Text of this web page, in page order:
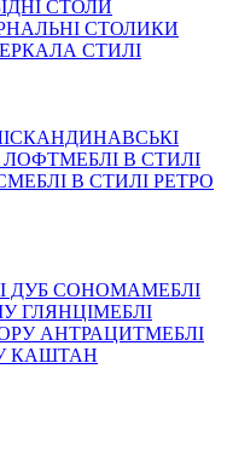
СТОЛИ
СТОЛИКИ
СТИЛІ
СКАНДИНАВСЬКІ
ЛОФТМЕБЛІ В СТИЛІ
МЕБЛІ В СТИЛІ РЕТРО
ДУБ СОНОМАМЕБЛІ
ГЛЯНЦІМЕБЛІ
АНТРАЦИТМЕБЛІ
КАШТАН